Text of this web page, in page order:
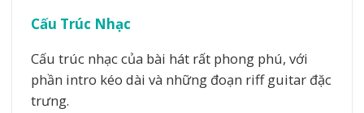
Cấu Trúc Nhạc
Cấu trúc nhạc của bài hát rất phong phú, với
phần intro kéo dài và những đoạn riff guitar đặc
trưng.